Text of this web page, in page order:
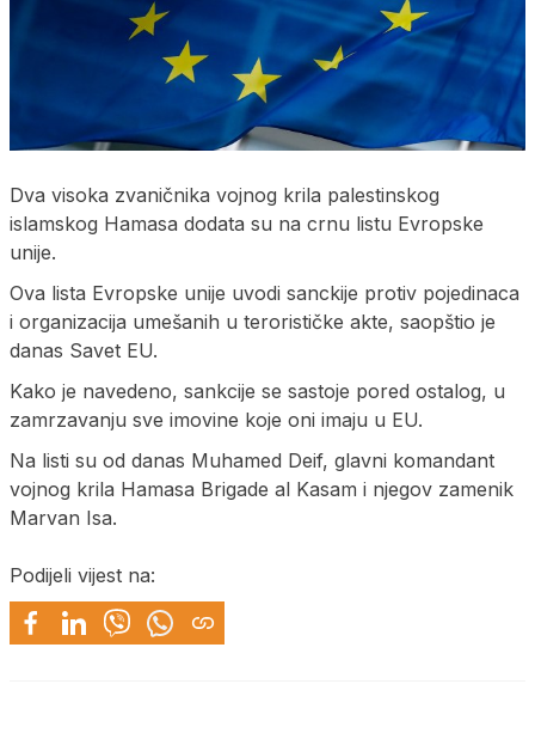
Dva visoka zvaničnika vojnog krila palestinskog
islamskog Hamasa dodata su na crnu listu Evropske
unije.
Ova lista Evropske unije uvodi sanckije protiv pojedinaca
i organizacija umešanih u terorističke akte, saopštio je
danas Savet EU.
Kako je navedeno, sankcije se sastoje pored ostalog, u
zamrzavanju sve imovine koje oni imaju u EU.
Na listi su od danas Muhamed Deif, glavni komandant
vojnog krila Hamasa Brigade al Kasam i njegov zamenik
Marvan Isa.
Podijeli vijest na: